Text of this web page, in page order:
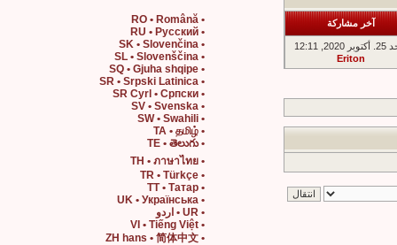
آخر مشاركة
2020, 12:11
Eriton
• RO • Română
• RU • Русский
• SK • Slovenčina
• SL • Slovenščina
• SQ • Gjuha shqipe
• SR • Srpski Latinica
• SR Cyrl • Српски
• SV • Svenska
• SW • Swahili
• TA • தமிழ்
• TE • తెలుగు
• TH • ภาษาไทย
• TR • Türkçe
• TT • Татар
• UK • Українська
• UR • اردو
• VI • Tiếng Việt
• ZH hans • 简体中文